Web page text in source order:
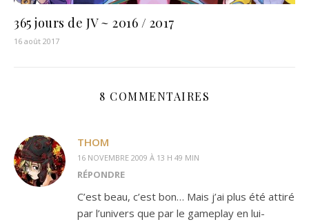
365 jours de JV ~ 2016 / 2017
16 août 2017
8 COMMENTAIRES
THOM
16 NOVEMBRE 2009 À 13 H 49 MIN
RÉPONDRE
C’est beau, c’est bon… Mais j’ai plus été attiré
par l’univers que par le gameplay en lui-